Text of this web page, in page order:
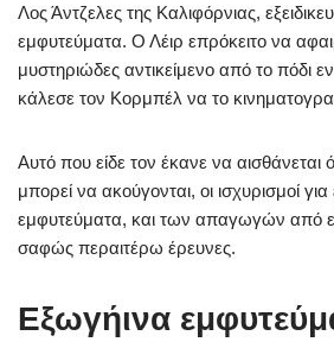
Λος Άντζελες της Καλιφόρνιας,
εμφυτεύματα. Ο Λέιρ επρόκειτο να
μυστηριώδες αντικείμενο από το πόδι
κάλεσε τον Κορμπέλ να το
Αυτό που είδε τον έκανε να αισθάνεται
μπορεί να ακούγονται, οι ισχυρισμοί
εμφυτεύματα, και των απαγωγών από
σαφώς περαιτέρω έρευνες.
Εξωγήινα